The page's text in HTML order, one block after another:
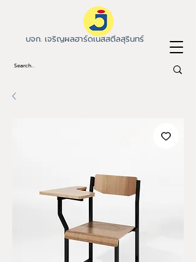
บจก. เจริญผลฮาร์ดเนสสตีลสุรินทร์